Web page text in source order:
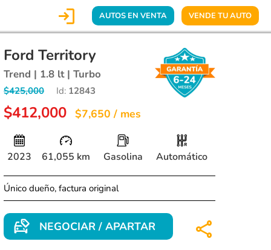
 AUTOS EN VENTA VENDE TU AUTO
Ford Territory
Trend | 1.8 lt | Turbo
$425,000 Id: 12843
$412,000 $7,650 / mes
2023 61,055 km Gasolina Automático
Único dueño, factura original
NEGOCIAR / APARTAR